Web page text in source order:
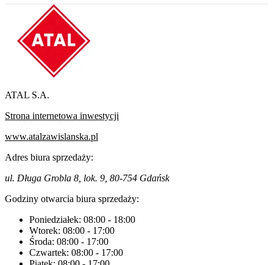
ATAL S.A.
Strona internetowa inwestycji
www.atalzawislanska.pl
Adres biura sprzedaży:
ul. Długa Grobla 8, lok. 9, 80-754 Gdańsk
Godziny otwarcia biura sprzedaży:
Poniedziałek: 08:00 - 18:00
Wtorek: 08:00 - 17:00
Środa: 08:00 - 17:00
Czwartek: 08:00 - 17:00